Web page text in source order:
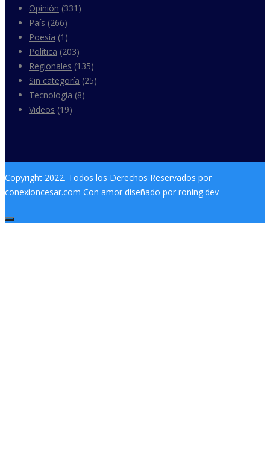
Opinión (331)
País (266)
Poesía (1)
Política (203)
Regionales (135)
Sin categoría (25)
Tecnología (8)
Videos (19)
Copyright 2022. Todos los Derechos Reservados por
conexioncesar.com Con amor diseñado por roning.dev